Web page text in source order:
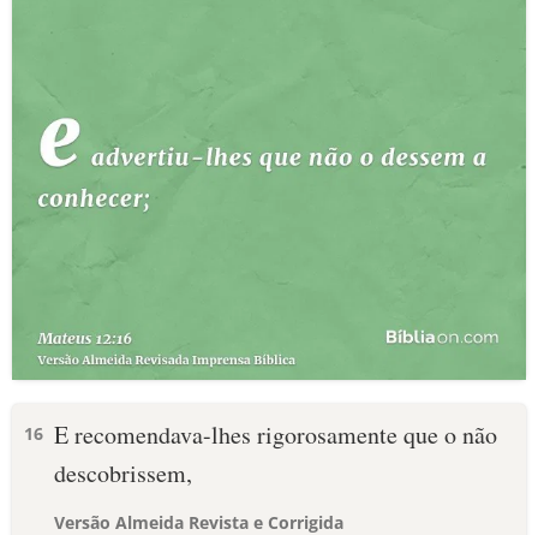
16 E recomendava-lhes rigorosamente que o não
descobrissem,
Versão Almeida Revista e Corrigida